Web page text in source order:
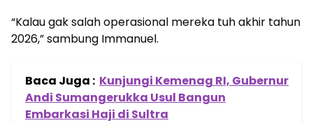
“Kalau gak salah operasional mereka tuh akhir tahun
2026,” sambung Immanuel.
Baca Juga : Kunjungi Kemenag RI, Gubernur
Andi Sumangerukka Usul Bangun
Embarkasi Haji di Sultra